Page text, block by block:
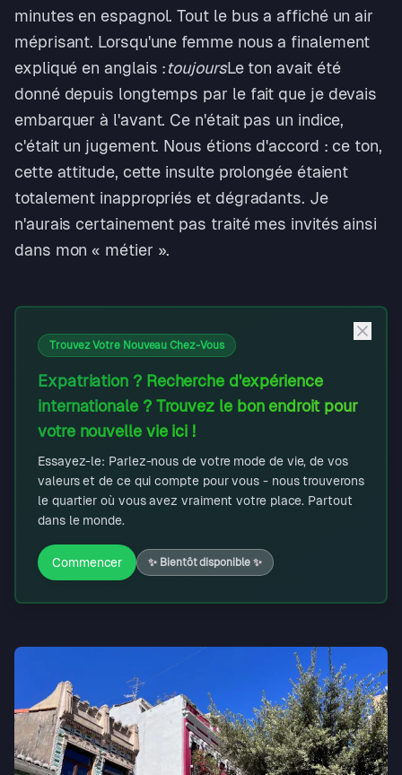
minutes en espagnol. Tout le bus a affiché un air
méprisant. Lorsqu'une femme nous a finalement
expliqué en anglais :toujoursLe ton avait été
donné depuis longtemps par le fait que je devais
embarquer à l'avant. Ce n'était pas un indice,
c'était un jugement. Nous étions d'accord : ce ton,
cette attitude, cette insulte prolongée étaient
totalement inappropriés et dégradants. Je
n'aurais certainement pas traité mes invités ainsi
dans mon « métier ».
Trouvez Votre Nouveau Chez-Vous
Expatriation ? Recherche d'expérience
internationale ? Trouvez le bon endroit pour
votre nouvelle vie ici !
Essayez-le: Parlez-nous de votre mode de vie, de vos
valeurs et de ce qui compte pour vous - nous trouverons
le quartier où vous avez vraiment votre place. Partout
dans le monde.
Commencer ✨ Bientôt disponible ✨